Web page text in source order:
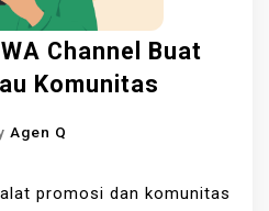
Channel Buat
Komunitas
Agen Q
promosi dan komunitas